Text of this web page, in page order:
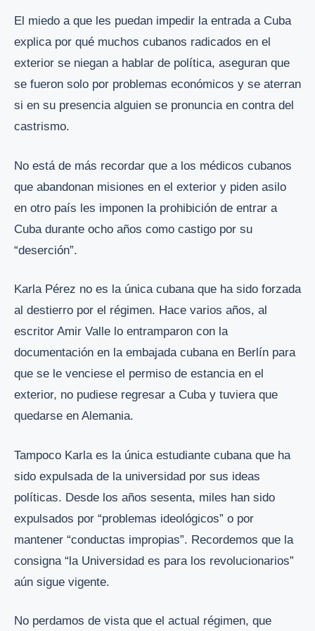
El miedo a que les puedan impedir la entrada a Cuba
explica por qué muchos cubanos radicados en el
exterior se niegan a hablar de política, aseguran que
se fueron solo por problemas económicos y se aterran
si en su presencia alguien se pronuncia en contra del
castrismo.
No está de más recordar que a los médicos cubanos
que abandonan misiones en el exterior y piden asilo
en otro país les imponen la prohibición de entrar a
Cuba durante ocho años como castigo por su
“deserción”.
Karla Pérez no es la única cubana que ha sido forzada
al destierro por el régimen. Hace varios años, al
escritor Amir Valle lo entramparon con la
documentación en la embajada cubana en Berlín para
que se le venciese el permiso de estancia en el
exterior, no pudiese regresar a Cuba y tuviera que
quedarse en Alemania.
Tampoco Karla es la única estudiante cubana que ha
sido expulsada de la universidad por sus ideas
políticas. Desde los años sesenta, miles han sido
expulsados por “problemas ideológicos” o por
mantener “conductas impropias”. Recordemos que la
consigna “la Universidad es para los revolucionarios”
aún sigue vigente.
No perdamos de vista que el actual régimen, que